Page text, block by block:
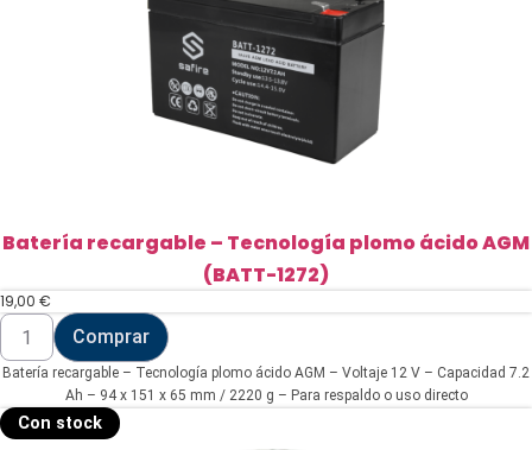
Batería recargable – Tecnología plomo ácido AGM
(BATT-1272)
19,00 €
Batería
recargable
-
Tecnología
ácido
AGM
Comprar
Batería recargable – Tecnología plomo ácido AGM – Voltaje 12 V – Capacidad 7.2
Ah – 94 x 151 x 65 mm / 2220 g – Para respaldo o uso directo
Con stock